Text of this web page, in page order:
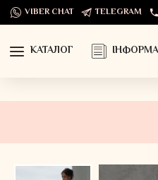
VIBER CHAT TELEGRAM
КАТАЛОГ